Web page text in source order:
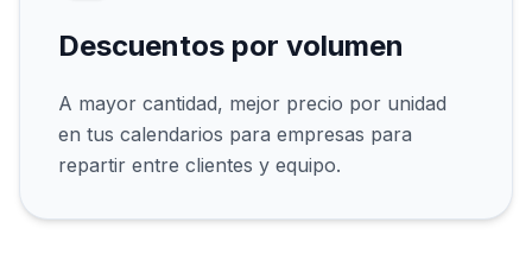
Descuentos por volumen
A mayor cantidad, mejor precio por unidad
en tus calendarios para empresas para
repartir entre clientes y equipo.